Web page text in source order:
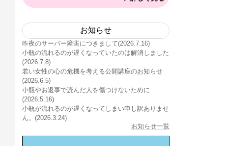
お知らせ
昨夜のサーバー障害につきまして(2026.7.16)
小瓶の流れるのが遅くなっていたのは解消しました
(2026.7.8)
若い女性の心の危機を考える公開講座のお知らせ
(2026.6.5)
小瓶やお返事で読んだ人を傷つけないために
(2026.5.16)
小瓶が流れるのが遅くなってしまい申し訳ありませ
ん。(2026.3.24)
お知らせ一覧